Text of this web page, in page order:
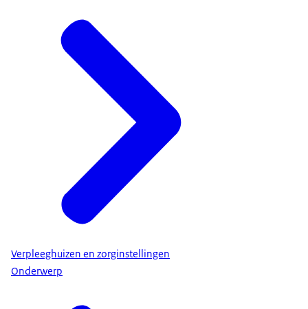
Verpleeghuizen en zorginstellingen
Onderwerp